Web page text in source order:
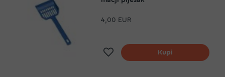
4,00 EUR
Dodaj na listu želja
Kupi